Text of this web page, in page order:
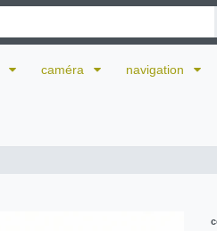
caméra navigation